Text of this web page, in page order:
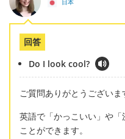
日本
回答
Do I look cool?
ご質問ありがとうございま
英語で「かっこいい」や
ことができます。